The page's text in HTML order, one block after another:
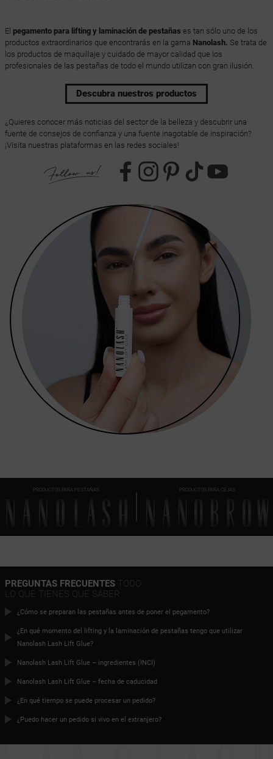
El pegamento para lifting y laminación de pestañas es tan sólo uno de los
productos extraordinarios que encontrarás en la gama Nanolash. Se trata de
los productos de maquillaje y cuidado de mayor calidad que los
profesionales de las pestañas de todo el mundo utilizan con gran ilusión.
Descubra nuestros productos
¿Quieres conocer más noticias del sector de la belleza y descubrir una
fuente de consejos de confianza y una fuente inagotable de inspiración?
¡Visita nuestras plataformas en las redes sociales!
PRODUCTOS PARA PESTAÑAS PRODUCTOS PARA CEJAS
PREGUNTAS FRECUENTESTODO
LO QUE TIENES QUE SABER
¿Cómo se preparan las pestañas antes de poner el pegamento?
¿En qué momento del lifting y la laminación de pestañas tengo que utilizar
Nanolash Lash Lift Glue?
Nanolash Lash Lift Glue – ingredientes (INCI)
Nanolash Lash Lift Glue – fecha de caducidad
¿En qué tiempo se puede procesar un pedido?
¿Puedo hacer un pedido si vivo en el extranjero?